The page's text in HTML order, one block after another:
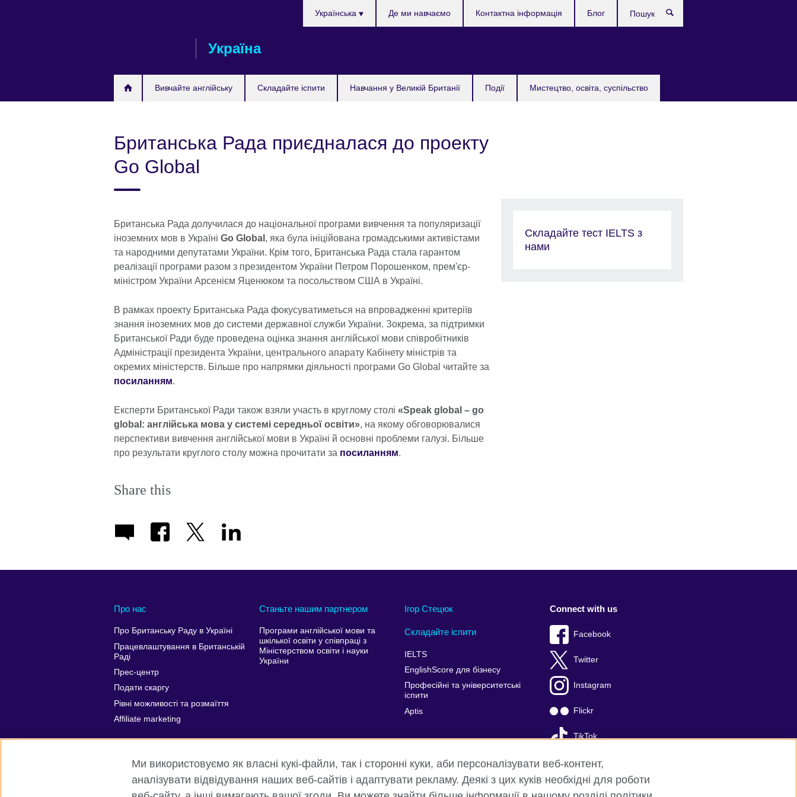
Україна
Вивчайте англійську Складайте іспити Навчання у Великій Британії Події Мистецтво, освіта, суспільство
Українська Де ми навчаємо Контактна інформація Блог
Британська Рада приєдналася до проекту
Go Global
Британська Рада долучилася до національної програми вивчення та популяризації
іноземних мов в Україні Go Global , яка була ініційована громадськими активістами
та народними депутатами України. Крім того, Британська Рада стала гарантом
реалізації програми разом з президентом України Петром Порошенком, прем'єр-
міністром України Арсенієм Яценюком та посольством США в Україні.
В рамках проекту Британська Рада фокусуватиметься на впровадженні критеріїв
знання іноземних мов до системи державної служби України. Зокрема, за підтримки
Британської Ради буде проведена оцінка знання англійської мови співробітників
Адміністрації президента України, центрального апарату Кабінету міністрів та
окремих міністерств. Більше про напрямки діяльності програми Go Global читайте за
посиланням.
Експерти Британської Ради також взяли участь в круглому столі «Speak global – go
global: англійська мова у системі середньої освіти», на якому обговорювалися
перспективи вивчення англійської мови в Україні й основні проблеми галузі. Більше
про результати круглого столу можна прочитати за посиланням.
Share this
Складайте тест IELTS з
нами
Про нас
Про Британську Раду в Україні
Працевлаштування в Британській
Раді
Прес-центр
Подати скаргу
Рівні можливості та розмаїття
Affiliate marketing
Станьте нашим партнером
Програми англійської мови та
шкілької освіти у співпраці з
Міністерством освіти і науки
України
Ігор Стецюк
Складайте іспити
IELTS
EnglishScore для бізнесу
Професійні та університетські
іспити
Aptis
Connect with us
Facebook
Twitter
Instagram
Flickr
TikTok
YouTube
Ми використовуємо як власні кукі-файли, так і сторонні куки, аби персоналізувати веб-контент,
аналізувати відвідування наших веб-сайтів і адаптувати рекламу. Деякі з цих куків необхідні для роботи